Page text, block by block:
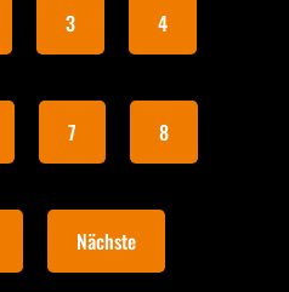
3 4
7 8
Nächste